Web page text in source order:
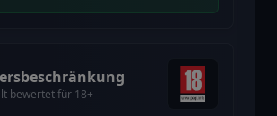
bewertet für 18+